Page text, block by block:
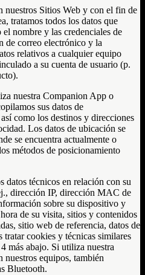
nuestros Sitios Web y con el fin de
tratamos todos los datos que
nombre y las credenciales de
de correo electrónico y la
relativos a cualquier equipo
a su cuenta de usuario (p.
nuestra Companion App o
sus datos de
como los destinos y direcciones
Los datos de ubicación se
se encuentra actualmente o
métodos de posicionamiento
datos técnicos en relación con su
dirección IP, dirección MAC de
sobre su dispositivo y
de su visita, sitios y contenidos
sitio web de referencia, datos de
cookies y técnicas similares
más abajo. Si utiliza nuestra
equipos, también
Bluetooth.